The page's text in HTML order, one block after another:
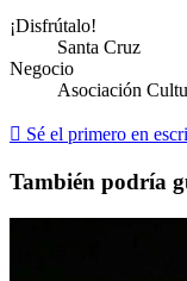
¡Disfrútalo!
Santa Cruz
Negocio
Asociación
 Sé el primero en
También podría